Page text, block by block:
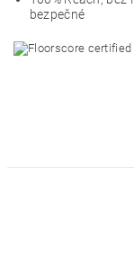
bezpečné